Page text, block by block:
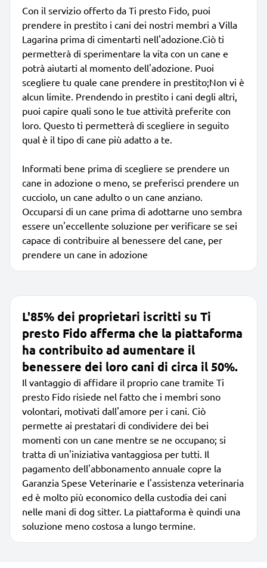
Con il servizio offerto da Ti presto Fido, puoi
prendere in prestito i cani dei nostri membri a Villa
Lagarina prima di cimentarti nell'adozione.Ciò ti
permetterà di sperimentare la vita con un cane e
potrà aiutarti al momento dell'adozione. Puoi
scegliere tu quale cane prendere in prestito;Non vi è
alcun limite. Prendendo in prestito i cani degli altri,
puoi capire quali sono le tue attività preferite con
loro. Questo ti permetterà di scegliere in seguito
qual è il tipo di cane più adatto a te.
Informati bene prima di scegliere se prendere un
cane in adozione o meno, se preferisci prendere un
cucciolo, un cane adulto o un cane anziano.
Occuparsi di un cane prima di adottarne uno sembra
essere un'eccellente soluzione per verificare se sei
capace di contribuire al benessere del cane, per
prendere un cane in adozione
L'85% dei proprietari iscritti su Ti
presto Fido afferma che la piattaforma
ha contribuito ad aumentare il
benessere dei loro cani di circa il 50%.
Il vantaggio di affidare il proprio cane tramite Ti
presto Fido risiede nel fatto che i membri sono
volontari, motivati dall'amore per i cani. Ciò
permette ai prestatari di condividere dei bei
momenti con un cane mentre se ne occupano; si
tratta di un'iniziativa vantaggiosa per tutti. Il
pagamento dell'abbonamento annuale copre la
Garanzia Spese Veterinarie e l'assistenza veterinaria
ed è molto più economico della custodia dei cani
nelle mani di dog sitter. La piattaforma è quindi una
soluzione meno costosa a lungo termine.